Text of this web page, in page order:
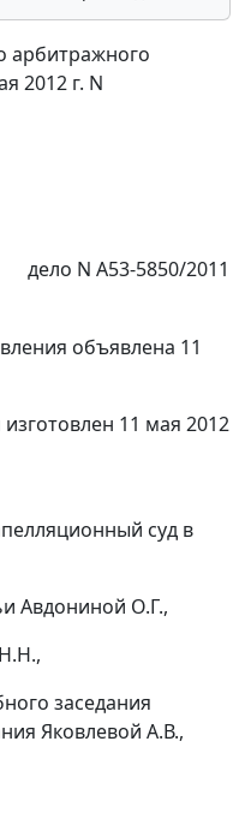
арбитражного
2012 г. N
дело N А53-5850/2011
объявлена 11
11 мая 2012
суд в
Авдониной О.Г.,
заседания
Яковлевой А.В.,